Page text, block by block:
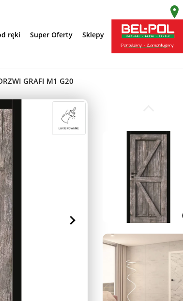
ręki Super Oferty Sklepy
GRAFI M1 G20